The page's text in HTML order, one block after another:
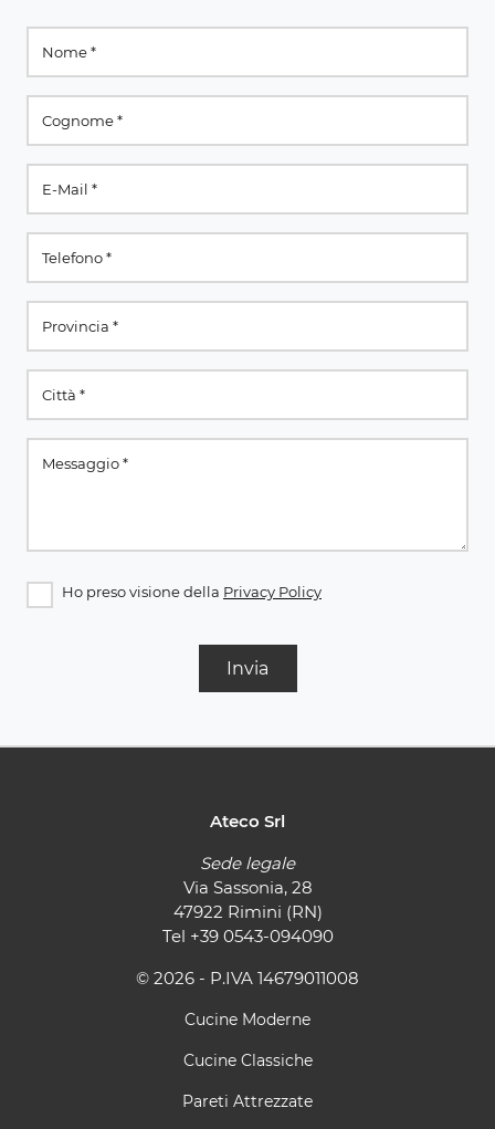
Ho preso visione della Privacy Policy
Invia
Ateco Srl
Sede legale
Via Sassonia, 28
47922 Rimini (RN)
Tel +39 0543-094090
© 2026 - P.IVA 14679011008
Cucine Moderne
Cucine Classiche
Pareti Attrezzate